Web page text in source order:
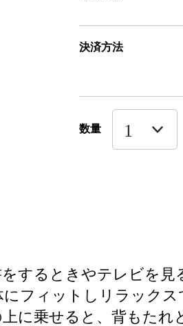
決済方法
数量
するときやテレビを
フィットしリラックス
に乗せると、背もたれ